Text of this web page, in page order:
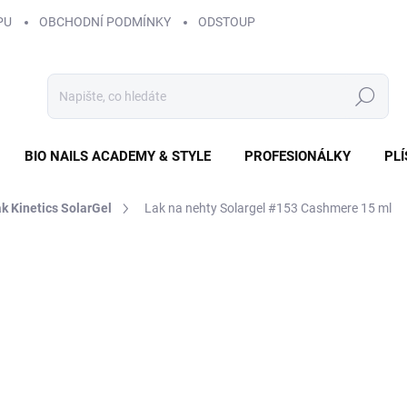
OBCHODNÍ PODMÍNKY ODSTOUPENÍ OD SMLOUVY
Hledat
BIO NAILS ACADEMY & STYLE PROFESIONÁLKY
Kinetics SolarGel Lak na nehty Solargel #153 Cashmere 15 ml